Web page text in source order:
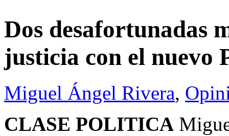
Dos desafortunadas
justicia con el nuevo
Miguel Ángel Rivera,
CLASE POLITICA